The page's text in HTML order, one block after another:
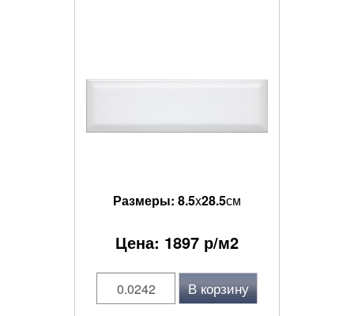
Размеры: 8.5x28.5см
Цена: 1897 р/м2
В корзину